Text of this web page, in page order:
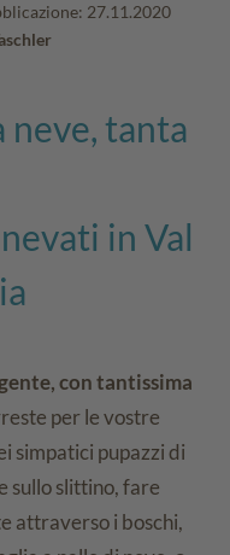
27.11.2020
tanta
in Val
con tantissima
per le vostre
simpatici pupazzi di
sullo slittino, fare
attraverso i boschi,